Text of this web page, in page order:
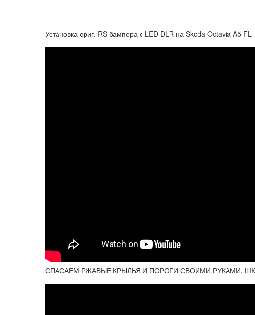
Установка ориг. RS бампера с LED DLR на Skoda Octavia A5 FL
СПАСАЕМ РЖАВЫЕ КРЫЛЬЯ И ПОРОГИ СВОИМИ РУКАМИ.